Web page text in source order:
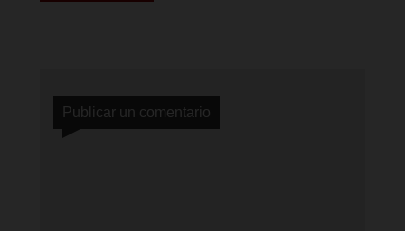
Publicar un comentario